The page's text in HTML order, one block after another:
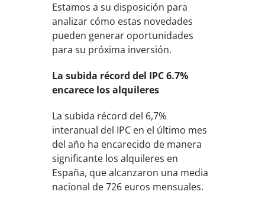
Estamos a su disposición para
analizar cómo estas novedades
pueden generar oportunidades
para su próxima inversión.
La subida récord del IPC 6.7%
encarece los alquileres
La subida récord del 6,7%
interanual del IPC en el último mes
del año ha encarecido de manera
significante los alquileres en
España, que alcanzaron una media
nacional de 726 euros mensuales.